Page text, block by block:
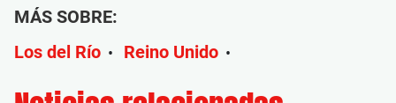
MÁS SOBRE:
Los del Río • Reino Unido •